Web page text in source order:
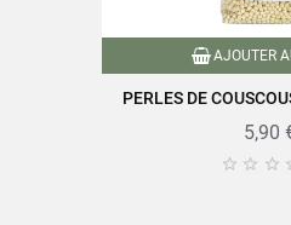
AJOUTER
PERLES DE
5,90
  